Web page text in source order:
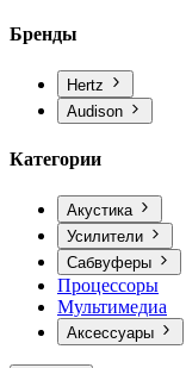
Бренды
Hertz
Audison
Категории
Акустика
Усилители
Сабвуферы
Процессоры
Мультимедиа
Аксессуары